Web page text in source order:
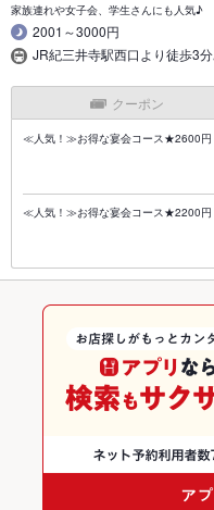
家族連れや女子会、学生さんにも人気♪
2001～3000円
JR紀三井寺駅西口より徒歩3
クーポン
≪人気！≫お得な宴会コース★2600円
≪人気！≫お得な宴会コース★2200円